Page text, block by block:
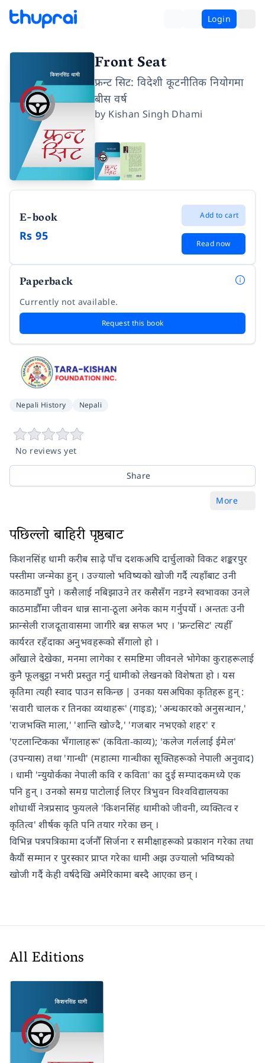
Login
Front Seat
फ्रन्ट सिट: विदेशी कूटनीतिक नियोगमा
बीस वर्ष
by Kishan Singh Dhami
E-book
Rs 95
Add to cart
Read now
Paperback
Currently not available.
Request this book
Nepali History Nepali
No reviews yet
Share
More
पछिल्लो बाहिरी पृष्ठबाट
किशनसिंह धामी करीब साढ़े पाँच दशकअघि दार्चुलाको विकट शङ्करपुर
पस्तीमा जन्मेका हुन् । उज्यालो भविष्यको खोजी गर्दै त्यहाँबाट उनी
काठमाडौँ पुगे । कसैलाई नबिझाउने तर कसैसँग नडग्ने स्वभावका उनले
काठमाडौँमा जीवन धान्न साना-ठूला अनेक काम गर्नुपर्यो । अन्ततः उनी
फ्रान्सेली राजदूतावासमा जागीरे बन्न सफल भए । 'फ्रन्टसिट' त्यहीँ
कार्यरत रहँदाका अनुभवहरूको सँगालो हो ।
आँखाले देखेका, मनमा लागेका र समष्टिमा जीवनले भोगेका कुराहरूलाई
कुनै फूलबुट्टा नभरी प्रस्तुत गर्नु धामीको लेखनको विशेषता हो । यस
कृतिमा त्यही स्वाद पाउन सकिन्छ | उनका यसअघिका कृतिहरू हुन् :
'सवारी चालक र तिनका व्यथाहरू' (गाइड); 'अन्धकारको अनुसन्धान,'
'राजभक्ति माला,' 'शान्ति खोज्दै,' 'गजबार नभएको शहर' र
'एटलान्टिकका भँगालाहरू' (कविता-काव्य); 'कलेज गर्ललाई ईमेल'
(उपन्यास) तथा 'गान्धी' (महात्मा गान्धीका सूक्तिहरूको नेपाली अनुवाद)
। धामी 'न्युयोर्कका नेपाली कवि र कविता' का दुई सम्पादकमध्ये एक
पनि हुन् । उनको समग्र पाटोलाई लिएर त्रिभुवन विश्वविद्यालयका
शोधार्थी नेत्रप्रसाद फुयलले 'किशनसिंह धामीको जीवनी, व्यक्तित्व र
कृतित्व' शीर्षक कृति पनि तयार गरेका छन् ।
विभिन्न पत्रपत्रिकामा दर्जनौँ सिर्जना र समीक्षाहरूको प्रकाशन गरेका तथा
कैयौं सम्मान र पुरस्कार प्राप्त गरेका धामी अझ उज्यालो भविष्यको
खोजी गर्दै केही वर्षदेखि अमेरिकामा बस्दै आएका छन् ।
All Editions